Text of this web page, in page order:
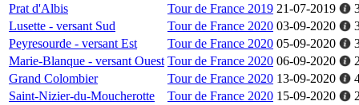
Prat d'Albis
Tour de France 2019 21-07-2019
Lusette - versant Sud
Tour de France 2020 03-09-2020
Peyresourde - versant Est
Tour de France 2020 05-09-2020
Marie-Blanque - versant Ouest Tour de France 2020 06-09-2020
Grand Colombier
Tour de France 2020 13-09-2020
Saint-Nizier-du-Moucherotte
Tour de France 2020 15-09-2020